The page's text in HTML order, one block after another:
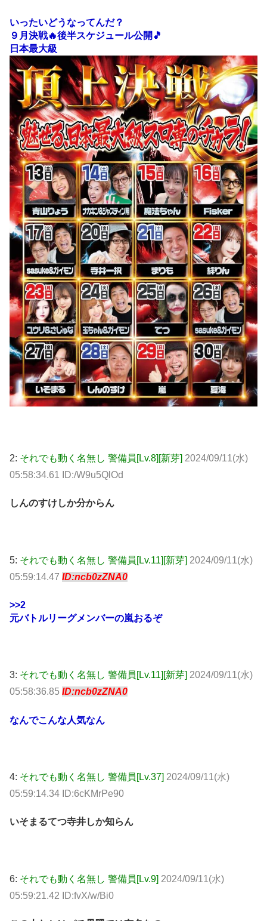
いったいどうなってんだ？
９月決戦🔥後半スケジュール公開🎵
日本最大級
2: それでも動く名無し 警備員[Lv.8][新芽] 2024/09/11(水)
05:58:34.61 ID:/W9u5QlOd
しんのすけしか分からん
5: それでも動く名無し 警備員[Lv.11][新芽] 2024/09/11(水)
05:59:14.47 ID:ncb0zZNA0
>>2
元バトルリーグメンバーの嵐おるぞ
3: それでも動く名無し 警備員[Lv.11][新芽] 2024/09/11(水)
05:58:36.85 ID:ncb0zZNA0
なんでこんな人気なん
4: それでも動く名無し 警備員[Lv.37] 2024/09/11(水)
05:59:14.34 ID:6cKMrPe90
いそまるてつ寺井しか知らん
6: それでも動く名無し 警備員[Lv.9] 2024/09/11(水)
05:59:21.42 ID:fvX/w/Bi0